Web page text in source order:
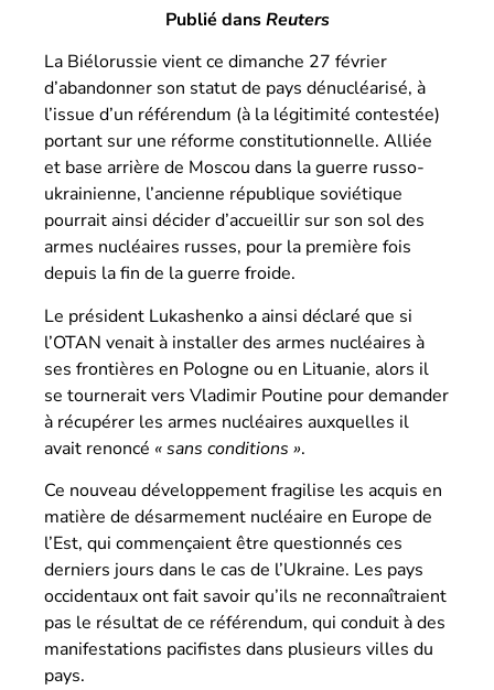
Publié dansReuters
La Biélorussie vient ce dimanche 27 février
d’abandonner son statut de pays dénucléarisé, à
l’issue d’un référendum (à la légitimité contestée)
portant sur une réforme constitutionnelle. Alliée
et base arrière de Moscou dans la guerre russo-
ukrainienne, l’ancienne république soviétique
pourrait ainsi décider d’accueillir sur son sol des
armes nucléaires russes, pour la première fois
depuis la fin de la guerre froide.
Le président Lukashenko a ainsi déclaré que si
l’OTAN venait à installer des armes nucléaires à
ses frontières en Pologne ou en Lituanie, alors il
se tournerait vers Vladimir Poutine pour demander
à récupérer les armes nucléaires auxquelles il
avait renoncé « sans conditions ».
Ce nouveau développement fragilise les acquis en
matière de désarmement nucléaire en Europe de
l’Est, qui commençaient être questionnés ces
derniers jours dans le cas de l’Ukraine. Les pays
occidentaux ont fait savoir qu’ils ne reconnaîtraient
pas le résultat de ce référendum, qui conduit à des
manifestations pacifistes dans plusieurs villes du
pays.